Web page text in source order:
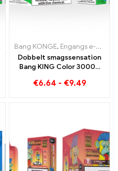
,Engangs e-
Bang KONGE, Engangs e-cigaretter
Dobbelt smagssensation
Bang KING Color 30000
Watermelon 30000 Puffs
€6.64 - €9.49